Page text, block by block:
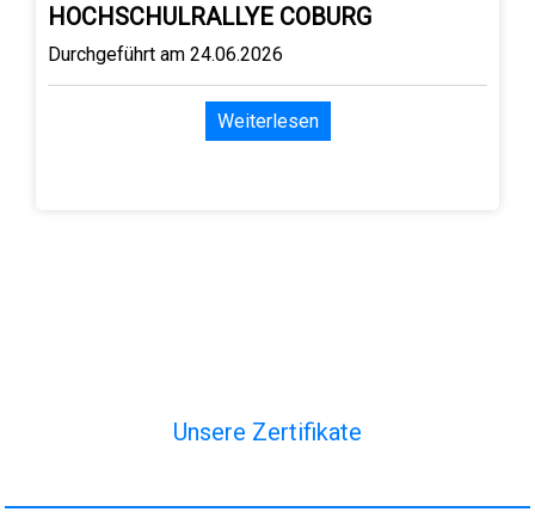
HOCHSCHULRALLYE COBURG
Durchgeführt am 24.06.2026
Weiterlesen
Unsere Zertifikate